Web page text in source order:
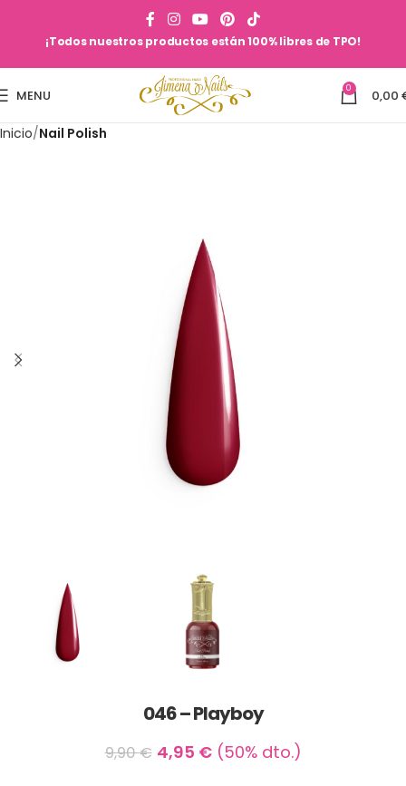
¡Todos nuestros productos están 100% libres de TPO!
MENU 0 0,00
Inicio Nail Polish
046 – Playboy
9,90€ 4,95 €(50% dto.)